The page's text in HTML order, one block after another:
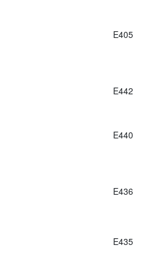
E405
E442
E440
E436
E435